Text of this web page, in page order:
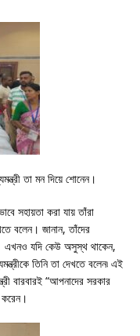
তা মন দিয়ে শোনেন।
সহায়তা করা যায় তাঁরা
বলেন। জানান, তাঁদের
এখনও যদি কেউ অসুস্থ থাকেন,
তিনি তা দেখতে বলেন৷ এই
বারবারই “আপনাদের সরকার